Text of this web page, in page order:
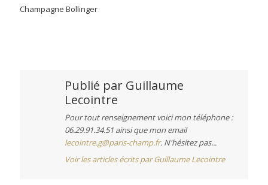
Champagne Bollinger
Publié par Guillaume
Lecointre
Pour tout renseignement voici mon téléphone :
06.29.91.34.51 ainsi que mon email
lecointre.g@paris-champ.fr. N'hésitez pas...
Voir les articles écrits par Guillaume Lecointre